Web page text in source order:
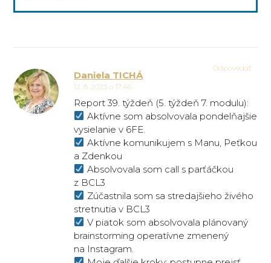
Daniela TICHÁ
12. 8. 2023 o 17:46
Report 39. týždeň (5. týždeň 7. modulu):
Aktívne som absolvovala pondelňajšie
vysielanie v 6FE.
Aktívne komunikujem s Manu, Peťkou
a Zdenkou
Absolvovala som call s parťáčkou
z BCL3
Zúčastnila som sa stredajšieho živého
stretnutia v BCL3
V piatok som absolvovala plánovaný
brainstorming operatívne zmenený
na Instagram.
Odpovedať